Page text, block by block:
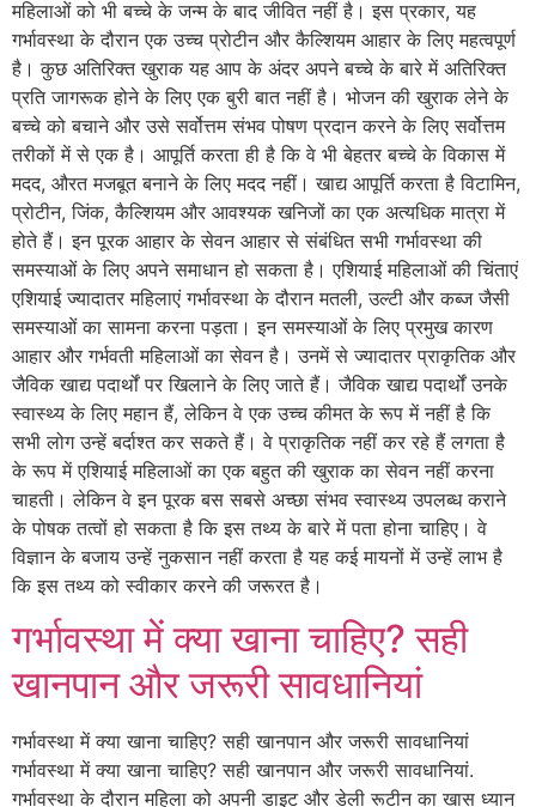
महिलाओं को भी बच्चे के जन्म के बाद जीवित नहीं है। इस प्रकार, यह
गर्भावस्था के दौरान एक उच्च प्रोटीन और कैल्शियम आहार के लिए महत्वपूर्ण
है। कुछ अतिरिक्त खुराक यह आप के अंदर अपने बच्चे के बारे में अतिरिक्त
प्रति जागरूक होने के लिए एक बुरी बात नहीं है। भोजन की खुराक लेने के
बच्चे को बचाने और उसे सर्वोत्तम संभव पोषण प्रदान करने के लिए सर्वोत्तम
तरीकों में से एक है। आपूर्ति करता ही है कि वे भी बेहतर बच्चे के विकास में
मदद, औरत मजबूत बनाने के लिए मदद नहीं। खाद्य आपूर्ति करता है विटामिन,
प्रोटीन, जिंक, कैल्शियम और आवश्यक खनिजों का एक अत्यधिक मात्रा में
होते हैं। इन पूरक आहार के सेवन आहार से संबंधित सभी गर्भावस्था की
समस्याओं के लिए अपने समाधान हो सकता है। एशियाई महिलाओं की चिंताएं
एशियाई ज्यादातर महिलाएं गर्भावस्था के दौरान मतली, उल्टी और कब्ज जैसी
समस्याओं का सामना करना पड़ता। इन समस्याओं के लिए प्रमुख कारण
आहार और गर्भवती महिलाओं का सेवन है। उनमें से ज्यादातर प्राकृतिक और
जैविक खाद्य पदार्थों पर खिलाने के लिए जाते हैं। जैविक खाद्य पदार्थों उनके
स्वास्थ्य के लिए महान हैं, लेकिन वे एक उच्च कीमत के रूप में नहीं है कि
सभी लोग उन्हें बर्दाश्त कर सकते हैं। वे प्राकृतिक नहीं कर रहे हैं लगता है
के रूप में एशियाई महिलाओं का एक बहुत की खुराक का सेवन नहीं करना
चाहती। लेकिन वे इन पूरक बस सबसे अच्छा संभव स्वास्थ्य उपलब्ध कराने
के पोषक तत्वों हो सकता है कि इस तथ्य के बारे में पता होना चाहिए। वे
विज्ञान के बजाय उन्हें नुकसान नहीं करता है यह कई मायनों में उन्हें लाभ है
कि इस तथ्य को स्वीकार करने की जरूरत है।
गर्भावस्था में क्या खाना चाहिए? सही
खानपान और जरूरी सावधानियां
गर्भावस्था में क्या खाना चाहिए? सही खानपान और जरूरी सावधानियां
गर्भावस्था में क्या खाना चाहिए? सही खानपान और जरूरी सावधानियां.
गर्भावस्था के दौरान महिला को अपनी डाइट और डेली रूटीन का खास ध्यान